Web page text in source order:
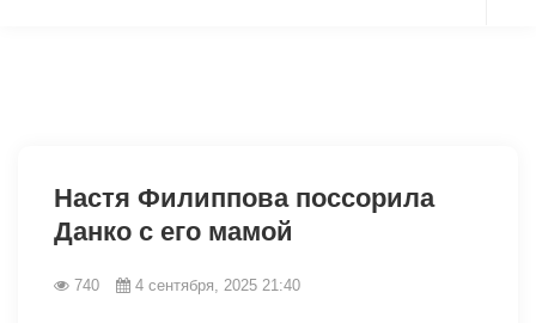
Настя Филиппова поссорила
Данко с его мамой
740 4 сентября, 2025 21:40